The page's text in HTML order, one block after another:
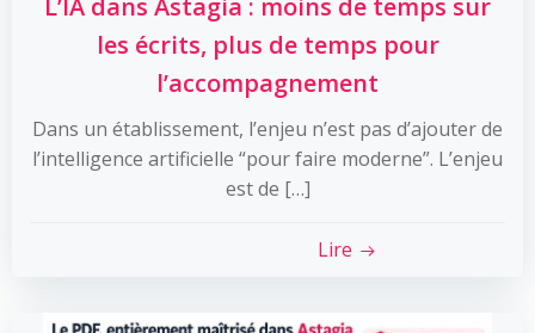
L’IA dans Astagia : moins de temps sur
les écrits, plus de temps pour
l’accompagnement
Dans un établissement, l’enjeu n’est pas d’ajouter de
l’intelligence artificielle “pour faire moderne”. L’enjeu
est de […]
Lire